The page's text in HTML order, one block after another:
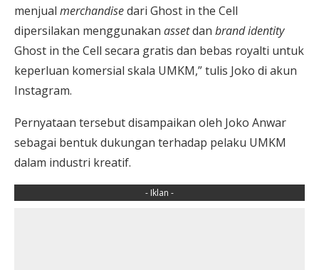
menjual merchandisedari Ghost in the Cell
dipersilakan menggunakan assetdan brand identity
Ghost in the Cell secara gratis dan bebas royalti untuk
keperluan komersial skala UMKM,” tulis Joko di akun
Instagram.
Pernyataan tersebut disampaikan oleh Joko Anwar
sebagai bentuk dukungan terhadap pelaku UMKM
dalam industri kreatif.
- Iklan -